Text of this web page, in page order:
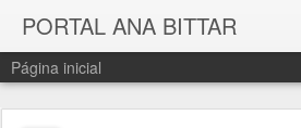
PORTAL ANA BITTAR
Página inicial